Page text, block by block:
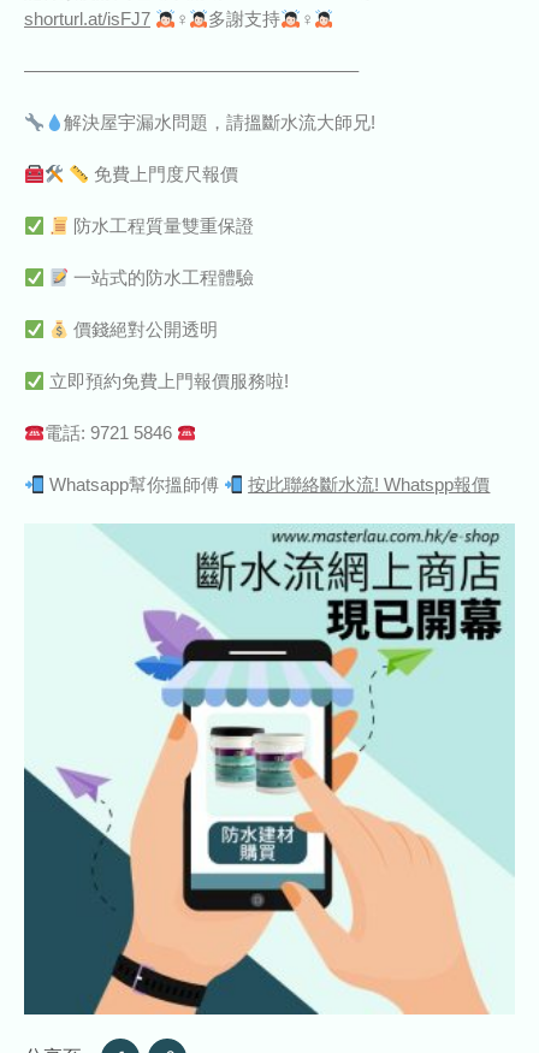
shorturl.at/isFJ7
‍♀‍ 多謝支持 ‍♀‍
——————————————————–
解決屋宇漏水問題，請搵斷水流大師兄!
免費上門度尺報價
防水工程質量雙重保證
一站式的防水工程體驗
價錢絕對公開透明
立即預約免費上門報價服務啦!
電話: 9721 5846
Whatsapp幫你搵師傅 按此聯絡斷水流! Whatspp報價